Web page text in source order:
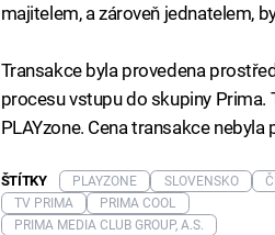
majitelem, a zároveň jednatelem,
Transakce byla provedena
procesu vstupu do skupiny Prima.
PLAYzone. Cena transakce
ŠTÍTKY PLAYZONE SLOVENSKO
TV PRIMA
PRIMA COOL
PRIMA MEDIA CLUB GROUP, A.S.